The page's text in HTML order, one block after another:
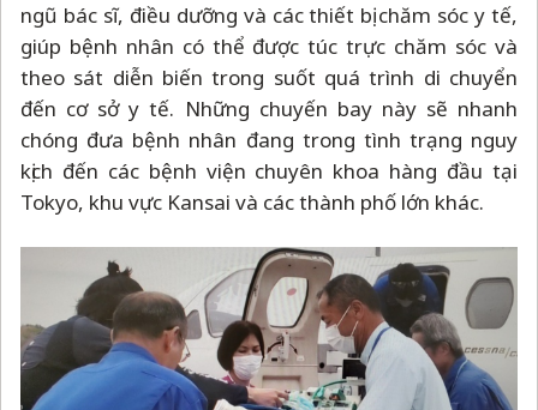
ngũ bác sĩ, điều dưỡng và các thiết bị chăm sóc y tế,
giúp bệnh nhân có thể được túc trực chăm sóc và
theo sát diễn biến trong suốt quá trình di chuyển
đến cơ sở y tế. Những chuyến bay này sẽ nhanh
chóng đưa bệnh nhân đang trong tình trạng nguy
kịch đến các bệnh viện chuyên khoa hàng đầu tại
Tokyo, khu vực Kansai và các thành phố lớn khác.